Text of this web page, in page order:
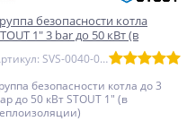
безопасности котла
1" 3 bar до 50 кВт (в
Артикул: SVS-0040-055032
безопасности котла до 3
до 50 кВт STOUT 1" (в